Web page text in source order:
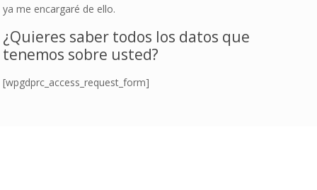
ya me encargaré de ello.
¿Quieres saber todos los datos que
tenemos sobre usted?
[wpgdprc_access_request_form]